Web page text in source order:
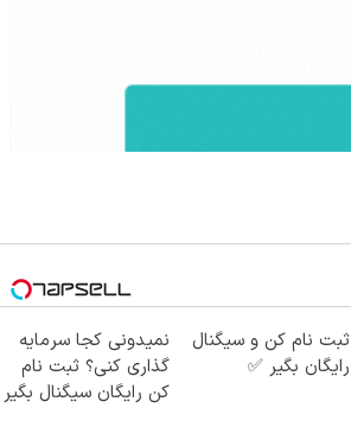
ثبت نام کن و سیگنال
رایگان بگیر ✅
نمیدونی کجا سرمایه
گذاری کنی؟ ثبت نام
کن رایگان سیگنال بگیر